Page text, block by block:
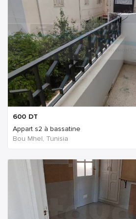
600 DT
Appart s2 à bassatine
Bou Mhel, Tunisia